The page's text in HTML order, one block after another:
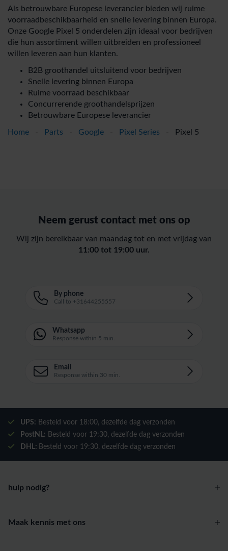
Als betrouwbare Europese leverancier bieden wij ruime
voorraadbeschikbaarheid en snelle levering binnen Europa.
Onze Google Pixel 5 onderdelen zijn ideaal voor bedrijven
die hun assortiment willen uitbreiden en professioneel
willen leveren aan hun klanten.
B2B groothandel uitsluitend voor bedrijven
Snelle levering binnen Europa
Ruime voorraad beschikbaar
Concurrerende groothandelsprijzen
Betrouwbare Europese leverancier
Home Parts Google Pixel Series Pixel 5
Neem gerust contact met ons op
Wij zijn bereikbaar van maandag tot en met vrijdag van
11:00 tot 19:00 uur.
By phone
Call to +31644255557
Whatsapp
Response within 5 min.
Email
Response within 30 min.
UPS: Besteld voor 18:00, dezelfde dag verzonden
PostNL: Besteld voor 19:30, dezelfde dag verzonden
DHL: Besteld voor 19:30, dezelfde dag verzonden
hulp nodig?
Maak kennis met ons